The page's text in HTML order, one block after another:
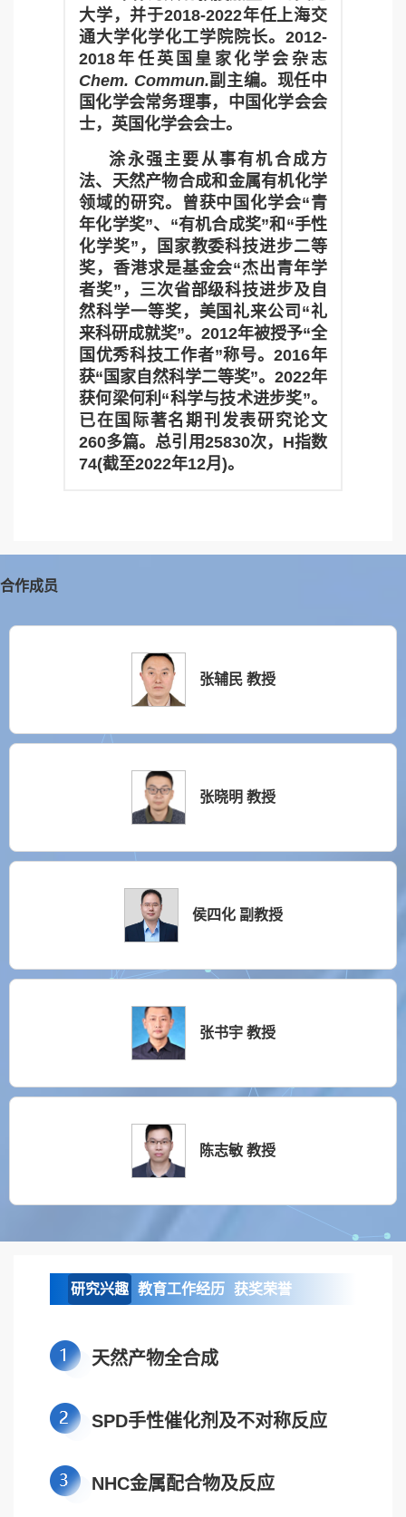
大学，并于2018-2022年任上海交
通大学化学化工学院院长。2012-
2018年任英国皇家化学会杂志
Chem. Commun.副主编。现任中
国化学会常务理事，中国化学会会
士，英国化学会会士。
涂永强主要从事有机合成方
法、天然产物合成和金属有机化学
领域的研究。曾获中国化学会“青
年化学奖”、“有机合成奖”和“手性
化学奖”，国家教委科技进步二等
奖，香港求是基金会“杰出青年学
者奖”，三次省部级科技进步及自
然科学一等奖，美国礼来公司“礼
来科研成就奖”。2012年被授予“全
国优秀科技工作者”称号。2016年
获“国家自然科学二等奖”。2022年
获何梁何利“科学与技术进步奖”。
已在国际著名期刊发表研究论文
260多篇。总引用25830次，H指数
74(截至2022年12月 )。
合作成员
张辅民 教授
张晓明 教授
侯四化 副教授
张书宇 教授
陈志敏 教授
研究兴趣 教育工作经历 获奖荣誉
天然产物全合成
SPD手性催化剂及不对称反应
NHC金属配合物及反应